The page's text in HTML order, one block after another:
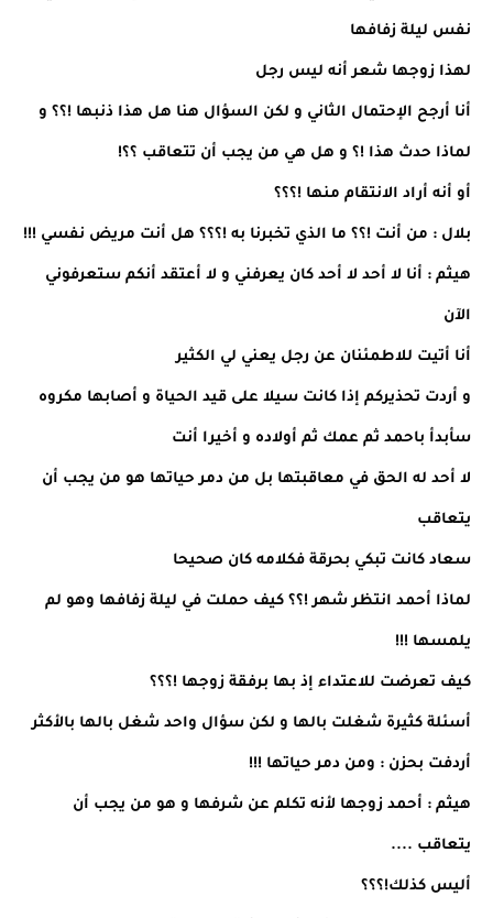
نفس ليلة زفافها
لهذا زوجها شعر أنه ليس رجل
أنا أرجح الإحتمال الثاني و لكن السؤال هنا هل هذا ذنبها !؟؟ و
لماذا حدث هذا !؟ و هل هي من يجب أن تتعاقب ؟؟!
أو أنه أراد الانتقام منها !؟؟؟
بلال : من أنت !؟؟ ما الذي تخبرنا به !؟؟؟ هل أنت مريض نفسي !!!
هيثم : أنا لا أحد لا أحد كان يعرفني و لا أعتقد أنكم ستعرفوني
الآن
أنا أتيت للاطمئنان عن رجل يعني لي الكثير
و أردت تحذيركم إذا كانت سيلا على قيد الحياة و أصابها مكروه
سأبدأ باحمد ثم عمك ثم أولاده و أخيرا أنت
لا أحد له الحق في معاقبتها بل من دمر حياتها هو من يجب أن
يتعاقب
سعاد كانت تبكي بحرقة فكلامه كان صحيحا
لماذا أحمد انتظر شهر !؟؟ كيف حملت في ليلة زفافها وهو لم
يلمسها !!!
كيف تعرضت للاعتداء إذ بها برفقة زوجها !؟؟؟
أسئلة كثيرة شغلت بالها و لكن سؤال واحد شغل بالها بالأكثر
أردفت بحزن : ومن دمر حياتها !!!
هيثم : أحمد زوجها لأنه تكلم عن شرفها و هو من يجب أن
يتعاقب ....
أليس كذلك!؟؟؟